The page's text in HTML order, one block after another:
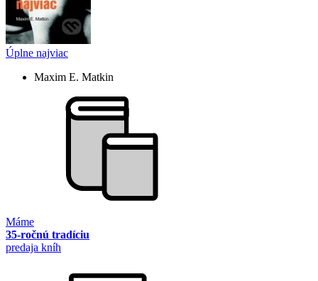
Úplne najviac
Maxim E. Matkin
Máme
35-ročnú tradíciu
predaja kníh